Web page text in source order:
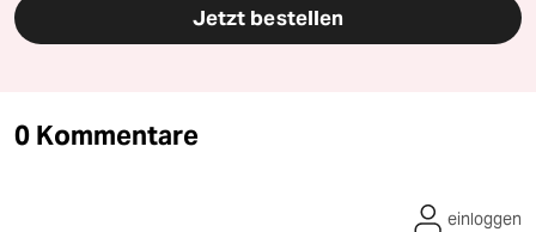
Jetzt bestellen
0 Kommentare
einloggen